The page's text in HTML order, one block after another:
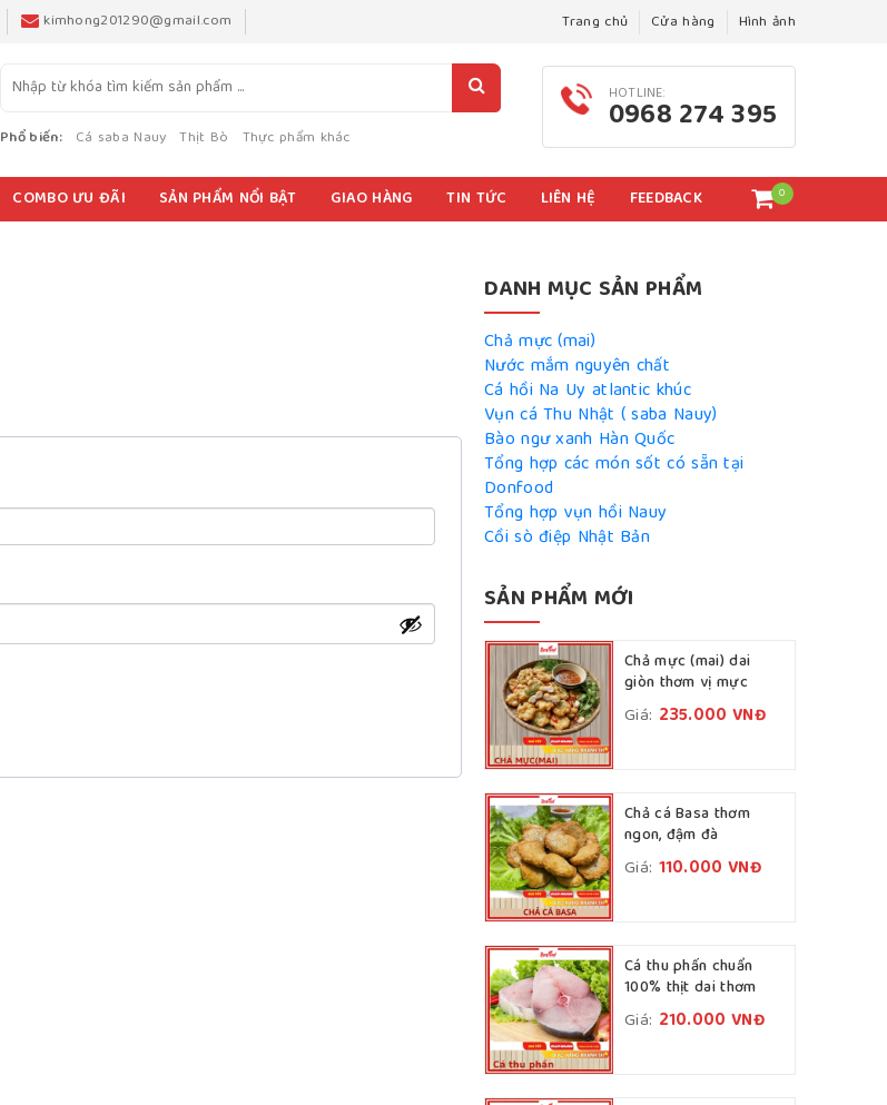
kimhong201290@gmail.com Trang chủ Cửa hàng Hình ảnh
Phổ biến: Cá saba Nauy Thịt Bò Thực phẩm khác
HOTLINE:
0968 274 395
COMBO ƯU ĐÃI SẢN PHẨM NỔI BẬT GIAO HÀNG TIN TỨC LIÊN HỆ FEEDBACK 0
DANH MỤC SẢN PHẨM
Chả mực (mai)
Nước mắm nguyên chất
Cá hồi Na Uy atlantic khúc
Vụn cá Thu Nhật ( saba Nauy)
Bào ngư xanh Hàn Quốc
Tổng hợp các món sốt có sẵn tại
Donfood
Tổng hợp vụn hồi Nauy
Cồi sò điệp Nhật Bản
SẢN PHẨM MỚI
Chả mực (mai) dai
giòn thơm vị mực
Giá: 235.000 VNĐ
Chả cá Basa thơm
ngon, đậm đà
Giá: 110.000 VNĐ
Cá thu phấn chuẩn
100% thịt dai thơm
Giá: 210.000 VNĐ